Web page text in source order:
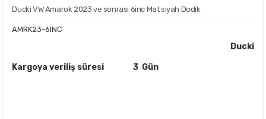
Ducki VW Amarok 2023 ve sonrası 6inc Mat siyah Dodik
AMRK23-6INC
Ducki
Kargoya veriliş süresi 3 Gün